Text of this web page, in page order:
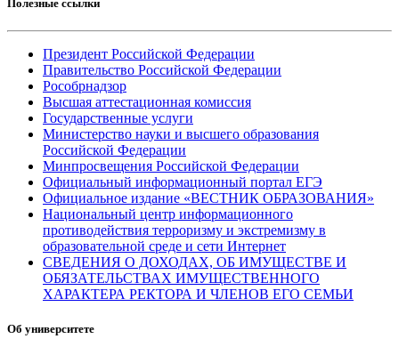
Полезные ссылки
Президент Российской Федерации
Правительство Российской Федерации
Рособрнадзор
Высшая аттестационная комиссия
Государственные услуги
Министерство науки и высшего образования
Российской Федерации
Минпросвещения Российской Федерации
Официальный информационный портал ЕГЭ
Официальное издание «ВЕСТНИК ОБРАЗОВАНИЯ»
Национальный центр информационного
противодействия терроризму и экстремизму в
образовательной среде и сети Интернет
СВЕДЕНИЯ О ДОХОДАХ, ОБ ИМУЩЕСТВЕ И
ОБЯЗАТЕЛЬСТВАХ ИМУЩЕСТВЕННОГО
ХАРАКТЕРА РЕКТОРА И ЧЛЕНОВ ЕГО СЕМЬИ
Об университете